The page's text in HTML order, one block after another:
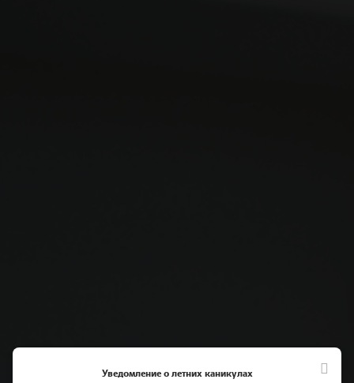
Уведомление о летних каникулах